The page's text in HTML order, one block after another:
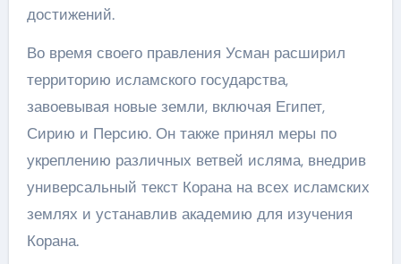
достижений.
Во время своего правления Усман расширил
территорию исламского государства,
завоевывая новые земли, включая Египет,
Сирию и Персию. Он также принял меры по
укреплению различных ветвей исляма, внедрив
универсальный текст Корана на всех исламских
землях и устанавлив академию для изучения
Корана.